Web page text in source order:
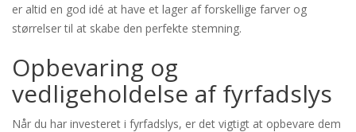
er altid en god idé at have et lager af forskellige farver og
størrelser til at skabe den perfekte stemning.
Opbevaring og
vedligeholdelse af fyrfadslys
Når du har investeret i fyrfadslys, er det vigtigt at opbevare dem